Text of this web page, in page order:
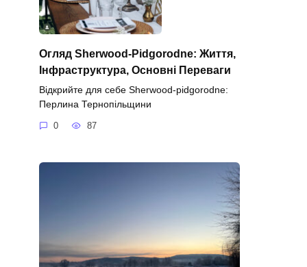
Огляд Sherwood-Pidgorodne: Життя,
Інфраструктура, Основні Переваги
Відкрийте для себе Sherwood-pidgorodne:
Перлина Тернопільщини
0 87